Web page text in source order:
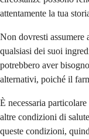
attentamente la tua
Non dovresti assumere
qualsiasi dei suoi
potrebbero aver
alternativi, poiché il
È necessaria
altre condizioni di
queste condizioni,